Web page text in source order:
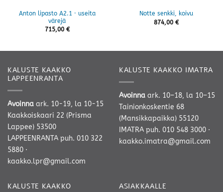
Anton lipasto A2.1 · useita
värejä
715,00 €
Notte senkki, koivu
874,00 €
KALUSTE KAAKKO
LAPPEENRANTA
Avoinna ark. 10-19, la 10-15
Kaakkoiskaari 22 (Prisma
Lappee) 53500
LAPPEENRANTA puh. 010 322
5880 ·
kaakko.lpr@gmail.com
KALUSTE KAAKKO IMATRA
Avoinna ark. 10–18, la 10–15
Tainionkoskentie 68
(Mansikkapaikka) 55120
IMATRA puh. 010 548 3000 ·
kaakko.imatra@gmail.com
KALUSTE KAAKKO ASIAKKAALLE